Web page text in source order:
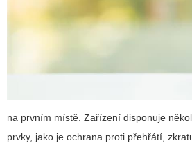
na prvním místě . Zařízení disponuje
prvky, jako je ochrana proti přehřátí,